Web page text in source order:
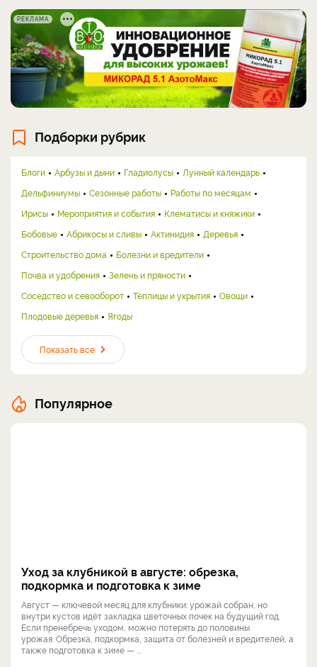
РЕКЛАМА
Подборки рубрик
Блоги Арбузы и дыни Гладиолусы
Лунный календарь
Дельфиниумы
Сезонные работы
Работы по месяцам
Ирисы
Мероприятия и события
Клематисы и княжики
Бобовые
Абрикосы и сливы Актинидия
Деревья
Строительство дома
Болезни и вредители
Почва и удобрения
Зелень и пряности
Соседство и севооборот
Теплицы и укрытия
Овощи
Плодовые деревья
Ягоды
Показать все
Популярное
Уход за клубникой в августе: обрезка,
подкормка и подготовка к зиме
Август — ключевой месяц для клубники: урожай собран, но
внутри кустов идёт закладка цветочных почек на будущий год.
Если пренебречь уходом, можно потерять до половины
урожая. Обрезка, подкормка, защита от болезней и вредителей, а
также подготовка к зиме — ...